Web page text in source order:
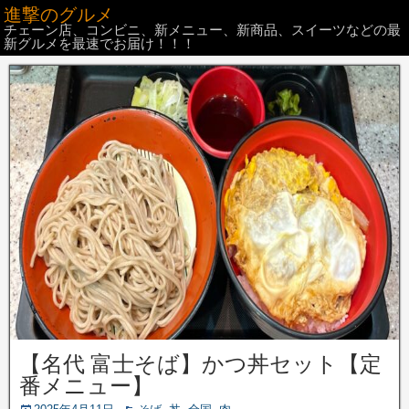
進撃のグルメ
チェーン店、コンビニ、新メニュー、新商品、スイーツなどの最
新グルメを最速でお届け！！！
【名代 富士そば】かつ丼セット【定
番メニュー】